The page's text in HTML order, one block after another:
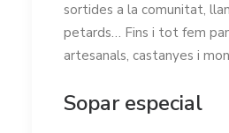
sortides a la comunitat,
petards… Fins i tot fem
artesanals, castanyes i
Sopar especial